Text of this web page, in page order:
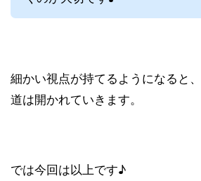
細かい視点が持てるようになると
道は開かれていきます。
では今回は以上です♪